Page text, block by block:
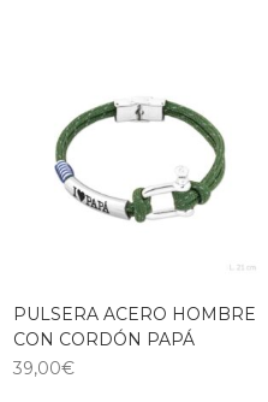
PULSERA ACERO HOMBRE
CON CORDÓN PAPÁ
39,00€